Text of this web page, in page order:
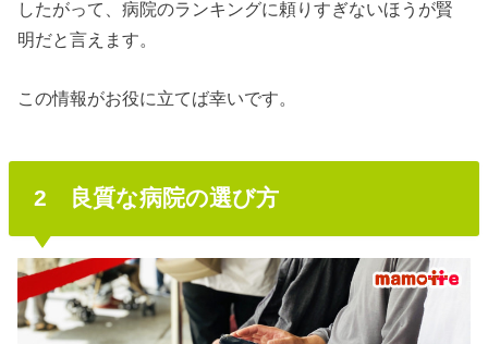
したがって、病院のランキングに頼りすぎないほうが賢
明だと言えます。
この情報がお役に立てば幸いです。
2 良質な病院の選び方